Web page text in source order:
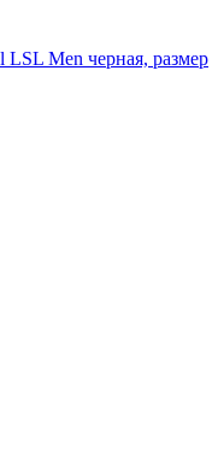
Men черная, размер